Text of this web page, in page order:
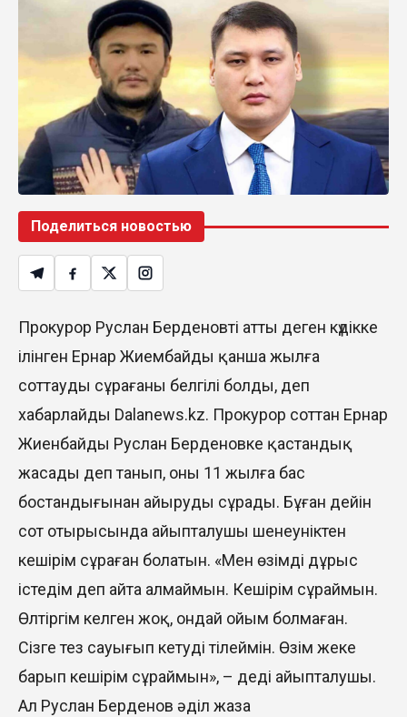
Поделиться новостью
Прокурор Руслан Берденовті атты деген күдікке
ілінген Ернар Жиембайды қанша жылға
соттауды сұрағаны белгілі болды, деп
хабарлайды Dalanews.kz. Прокурор соттан Ернар
Жиенбайды Руслан Берденовке қастандық
жасады деп танып, оны 11 жылға бас
бостандығынан айыруды сұрады. Бұған дейін
сот отырысында айыпталушы шенеуніктен
кешірім сұраған болатын. «Мен өзімді дұрыс
істедім деп айта алмаймын. Кешірім сұраймын.
Өлтіргім келген жоқ, ондай ойым болмаған.
Сізге тез сауығып кетуді тілеймін. Өзім жеке
барып кешірім сұраймын», – деді айыпталушы.
Ал Руслан Берденов әділ жаза